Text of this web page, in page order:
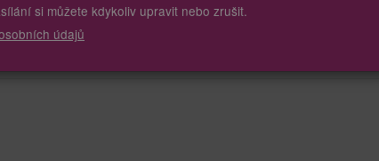
si můžete kdykoliv upravit nebo zrušit.
údajů